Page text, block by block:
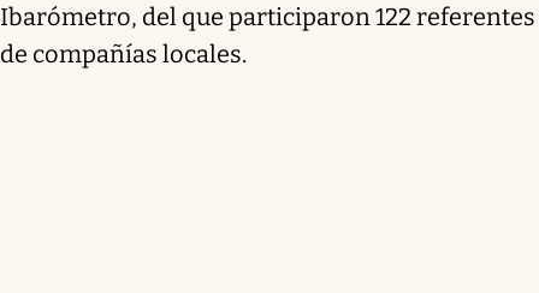
Ibarómetro, del que participaron 122 referentes
de compañías locales.